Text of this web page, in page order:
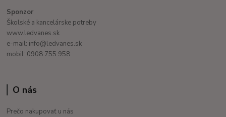
Sponzor
Školské a kancelárske potreby
www.ledvanes.sk
e-mail: info@ledvanes.sk
mobil: 0908 755 958
O nás
Prečo nakupovať u nás